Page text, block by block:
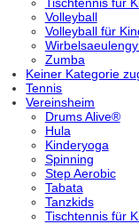
Tischtennis für
Volleyball
Volleyball für
Zumba
Keiner Kategorie
Tennis
Vereinsheim
Drums Alive®
Hula
Kinderyoga
Spinning
Step Aerobic
Tabata
Tanzkids
Tischtennis für